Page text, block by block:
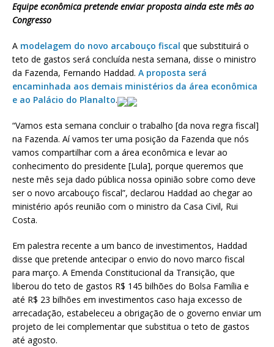
Equipe econômica pretende enviar proposta ainda este mês ao
Congresso
A modelagem do novo arcabouço fiscal que substituirá o
teto de gastos será concluída nesta semana, disse o ministro
da Fazenda, Fernando Haddad. A proposta será
encaminhada aos demais ministérios da área econômica
e ao Palácio do Planalto.
“Vamos esta semana concluir o trabalho [da nova regra fiscal]
na Fazenda. Aí vamos ter uma posição da Fazenda que nós
vamos compartilhar com a área econômica e levar ao
conhecimento do presidente [Lula], porque queremos que
neste mês seja dado pública nossa opinião sobre como deve
ser o novo arcabouço fiscal”, declarou Haddad ao chegar ao
ministério após reunião com o ministro da Casa Civil, Rui
Costa.
Em palestra recente a um banco de investimentos, Haddad
disse que pretende antecipar o envio do novo marco fiscal
para março. A Emenda Constitucional da Transição, que
liberou do teto de gastos R$ 145 bilhões do Bolsa Família e
até R$ 23 bilhões em investimentos caso haja excesso de
arrecadação, estabeleceu a obrigação de o governo enviar um
projeto de lei complementar que substitua o teto de gastos
até agosto.